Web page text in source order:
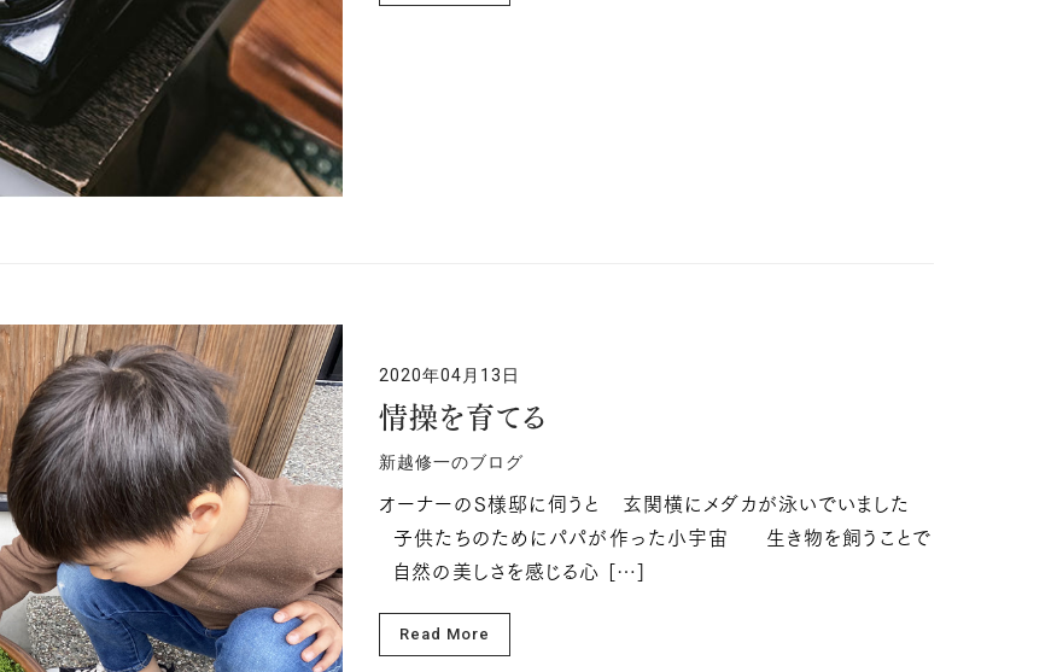
2020年04月13日
情操を育てる
新越修一のブログ
オーナーのS様邸に伺うと 玄関横にメダカが泳いでいました
子供たちのためにパパが作った小宇宙 生き物を飼うことで
自然の美しさを感じる心 […]
Read More